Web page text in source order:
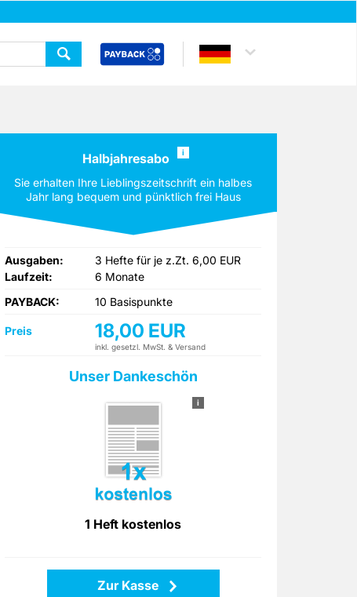
Halbjahresabo i
Sie erhalten Ihre Lieblingszeitschrift ein halbes
Jahr lang bequem und pünktlich frei Haus
Ausgaben:
3 Hefte für je z.Zt. 6,00 EUR
Laufzeit:
6 Monate
PAYBACK:
10 Basispunkte
Preis 18,00 EUR
inkl. gesetzl. MwSt. & Versand
Unser Dankeschön
i
1 Heft kostenlos
Zur Kasse